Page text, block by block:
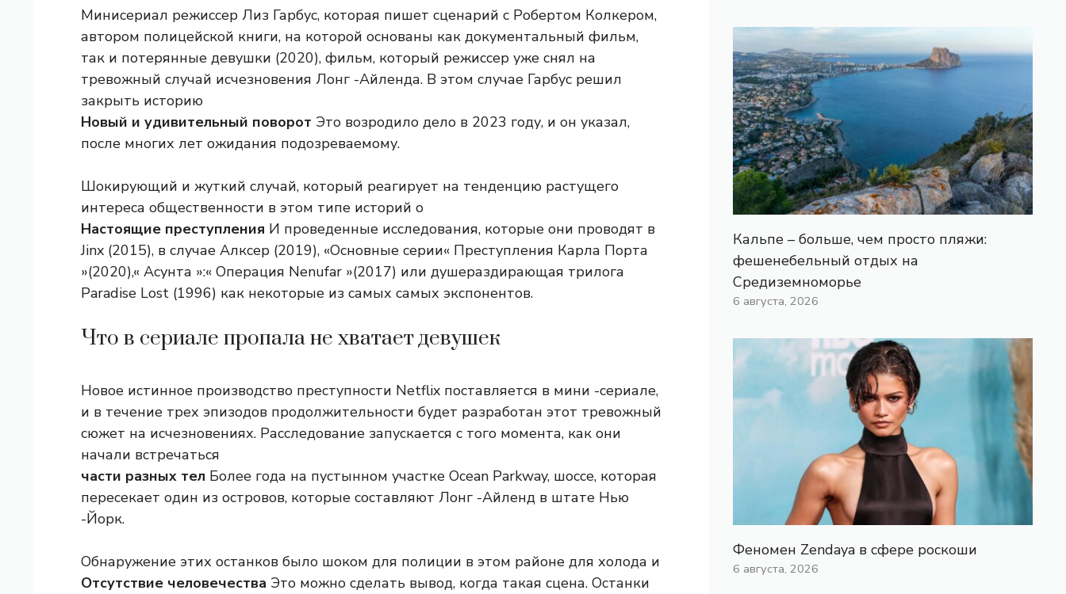
Минисериал режиссер Лиз Гарбус, которая пишет сценарий с Робертом Колкером,
автором полицейской книги, на которой основаны как документальный фильм,
так и потерянные девушки (2020), фильм, который режиссер уже снял на
тревожный случай исчезновения Лонг -Айленда. В этом случае Гарбус решил
закрыть историю
Новый и удивительный поворот Это возродило дело в 2023 году, и он указал,
после многих лет ожидания подозреваемому.
Шокирующий и жуткий случай, который реагирует на тенденцию растущего
интереса общественности в этом типе историй о
Настоящие преступления И проведенные исследования, которые они проводят в
Jinx (2015), в случае Алксер (2019), «Основные серии« Преступления Карла Порта
»(2020),« Асунта »:« Операция Nenufar »(2017) или душераздирающая трилога
Paradise Lost (1996) как некоторые из самых самых экспонентов.
Что в сериале пропала не хватает девушек
Новое истинное производство преступности Netflix поставляется в мини -сериале,
и в течение трех эпизодов продолжительности будет разработан этот тревожный
сюжет на исчезновениях. Расследование запускается с того момента, как они
начали встречаться
части разных тел Более года на пустынном участке Ocean Parkway, шоссе, которая
пересекает один из островов, которые составляют Лонг -Айленд в штате Нью
-Йорк.
Обнаружение этих останков было шоком для полиции в этом районе для холода и
Отсутствие человечества Это можно сделать вывод, когда такая сцена. Останки
Кальпе – больше, чем просто пляжи:
фешенебельный отдых на
Средиземноморье
6 августа, 2026
Феномен Zendaya в сфере роскоши
6 августа, 2026